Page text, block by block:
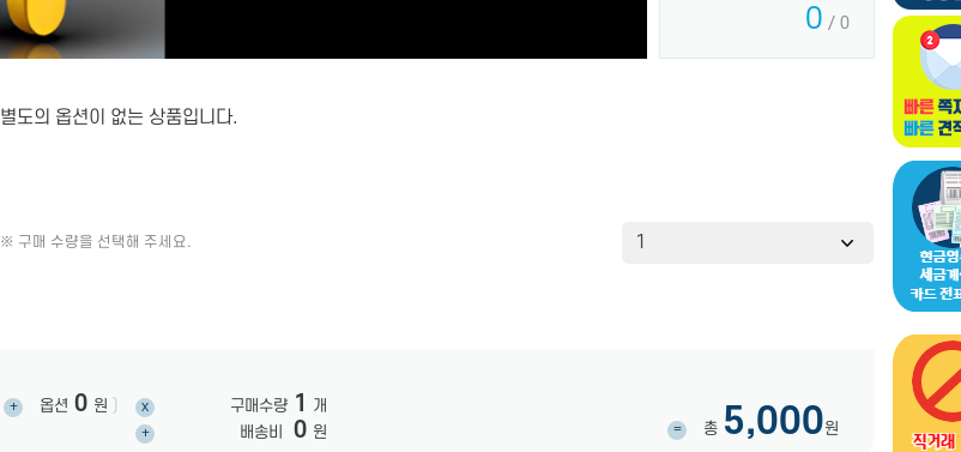
0 / 0
별도의 옵션이 없는 상품입니다.
※ 구매 수량을 선택해 주세요. 1
+ 옵션 0 원 x 구매수량 1 개
+ 배송비 0 원 = 총 5,000원